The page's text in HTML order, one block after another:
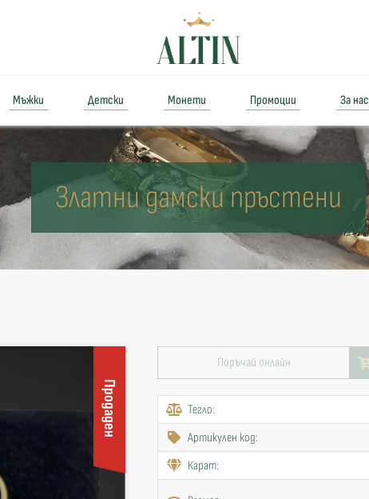
Мъжки Детски Монети Промоции За нас
Златни дамски пръстени
Продаден
Поръчай онлайн
Тегло:
Артикулен код:
Карат: